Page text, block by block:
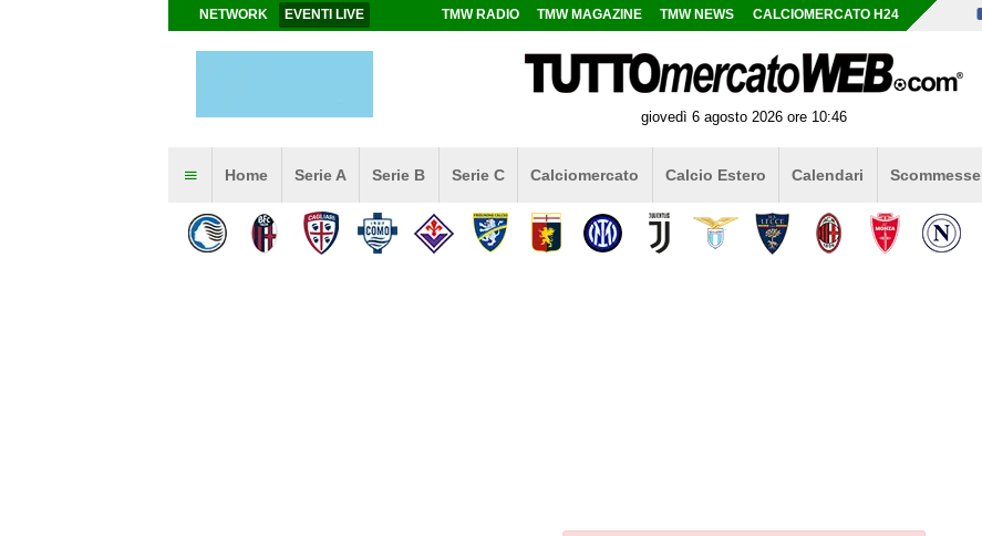
NETWORK EVENTI LIVE TMW RADIO TMW MAGAZINE TMW NEWS CALCIOMERCATO H24
giovedì 6 agosto 2026 ore 10:46
Home Serie A Serie B Serie C Calciomercato Calcio Estero Calendari Scommesse